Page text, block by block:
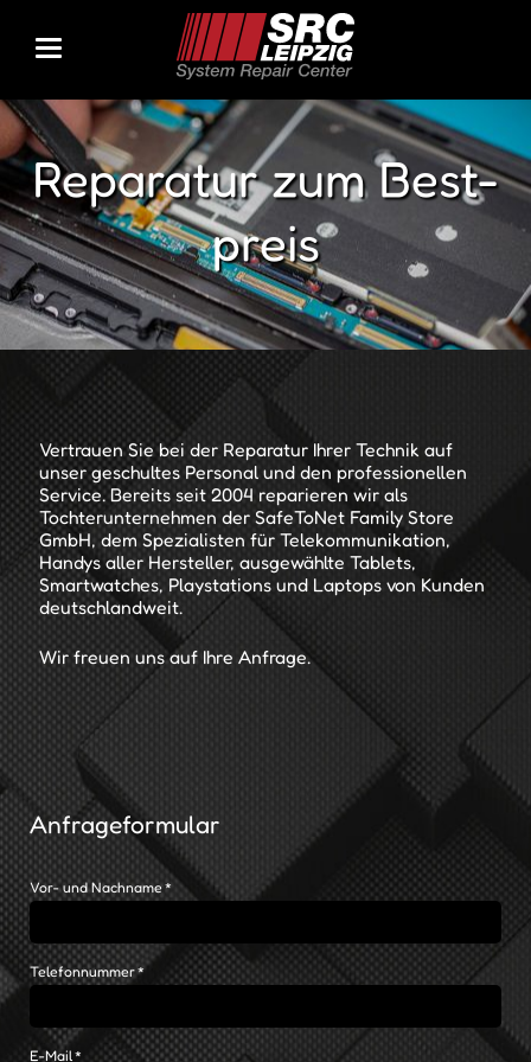
Re­pa­ra­tur zum Best­
preis
Vertrauen Sie bei der Reparatur Ihrer Technik auf
unser geschultes Personal und den professionellen
Service. Bereits seit 2004 reparieren wir als
Tochterunternehmen der SafeToNet Family Store
GmbH, dem Spezialisten für Telekommunikation,
Handys aller Hersteller, ausgewählte Tablets,
Smartwatches, Playstations und Laptops von Kunden
deutschlandweit.
Wir freuen uns auf Ihre Anfrage.
Anfrageformular
P
f
i
c
h
t
e
Vor- und Nachname*
P
f
Telefonnummer*
P
E-Mail *